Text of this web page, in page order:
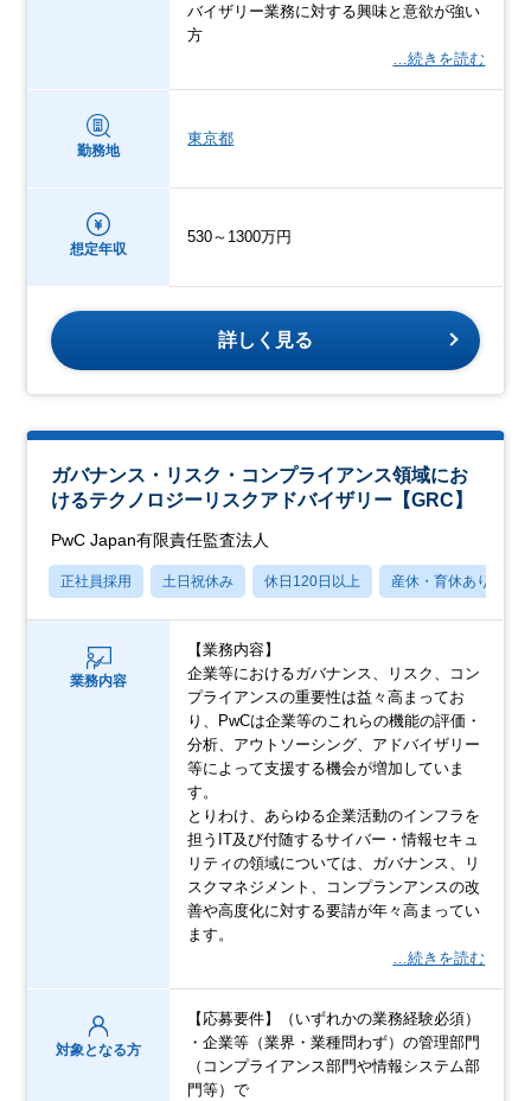
バイザリー業務に対する興味と意欲が強い
方
…続きを読む
勤務地
東京都
想定年収
530～1300万円
詳しく見る
ガバナンス・リスク・コンプライアンス領域にお
けるテクノロジーリスクアドバイザリー【GRC】
PwC Japan有限責任監査法人
正社員採用 土日祝休み 休日120日以上 産休・育休あり
業務内容
【業務内容】
企業等におけるガバナンス、リスク、コン
プライアンスの重要性は益々高まってお
り、PwCは企業等のこれらの機能の評価・
分析、アウトソーシング、アドバイザリー
等によって支援する機会が増加していま
す。
とりわけ、あらゆる企業活動のインフラを
担うIT及び付随するサイバー・情報セキュ
リティの領域については、ガバナンス、リ
スクマネジメント、コンプランアンスの改
善や高度化に対する要請が年々高まってい
ます。
…続きを読む
対象となる方
【応募要件】（いずれかの業務経験必須）
・企業等（業界・業種問わず）の管理部門
（コンプライアンス部門や情報システム部
門等）で